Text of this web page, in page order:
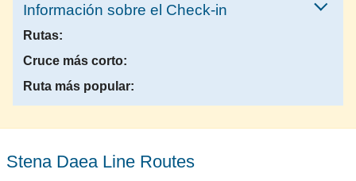
Información sobre el Check-in
Rutas:
Cruce más corto:
Ruta más popular:
Stena Daea Line Routes